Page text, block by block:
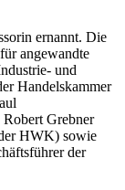
ernannt. Die
angewandte
und
Handelskammer
Grebner
HWK) sowie
der